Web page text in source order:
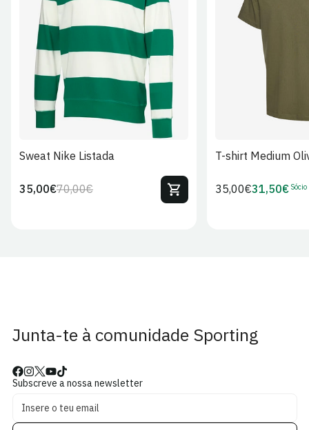
S XL 2XL
Sweat Nike Listada
Preço
70,00€Preço
35,00€
T-shirt Medium
Preço
35,00€Preço
31,50€ Sócio
Junta-te à comunidade Sporting
Subscreve a nossa newsletter